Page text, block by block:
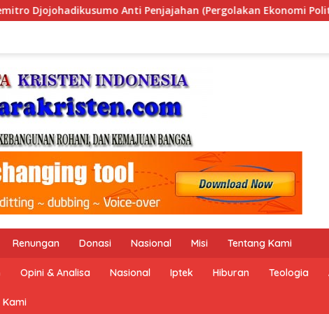
(Pergolakan Ekonomi Politik Indonesia) & Simposium
Renungan Donasi Nasional Misi Tentang Kami
Opini & Analisa Nasional Iptek Hiburan Teologia
Kami